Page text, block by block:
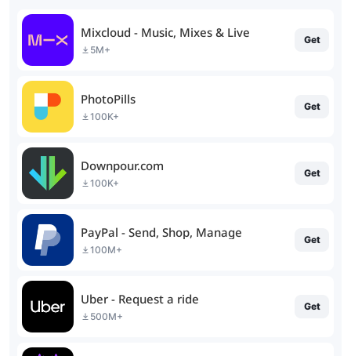
Mixcloud - Music, Mixes & Live
5M+
Get
PhotoPills
100K+
Get
Downpour.com
100K+
Get
PayPal - Send, Shop, Manage
100M+
Get
Uber - Request a ride
500M+
Get